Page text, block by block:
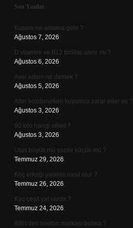
Sidebar
Son Yazılar
Kusem ne anlama gelir ?
Ağustos 7, 2026
D vitamini ve B12 birlikte alınır mı ?
Ağustos 6, 2026
Avel adam ne demek ?
Ağustos 5, 2026
Altın bozdururken kuyumcu zarar eder mi ?
Ağustos 3, 2026
90 kilo hangi sıklet ?
Ağustos 3, 2026
Ulus büyük mü yazılır küçük mü ?
Temmuz 29, 2026
Koç erkeği yatakta nasıl olur ?
Temmuz 26, 2026
Kaç çeşit yat vardır ?
Temmuz 24, 2026
IMEI den telefon markası bulma ?